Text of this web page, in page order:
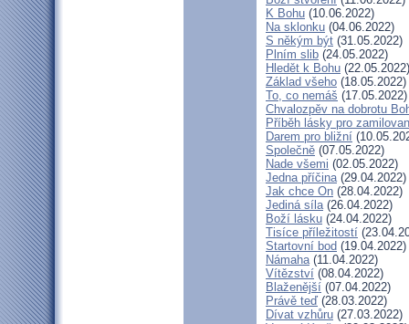
K Bohu (10.06.2022)
Na sklonku (04.06.2022)
S někým být (31.05.2022)
Plním slib (24.05.2022)
Hledět k Bohu (22.05.2022)
Základ všeho (18.05.2022)
To, co nemáš (17.05.2022)
Chvalozpěv na dobrotu
Příběh lásky pro
Darem pro bližní
Společně (07.05.2022)
Nade všemi (02.05.2022)
Jedna příčina(29.04.2022)
Jak chce On (28.04.2022)
Jediná síla(26.04.2022)
Boží lásku (24.04.2022)
Tisíce příležitostí
Startovní bod (19.04.2022)
Námaha(11.04.2022)
Vítězství (08.04.2022)
Blaženější (07.04.2022)
Právě teď (28.03.2022)
Dívat vzhůru (27.03.2022)